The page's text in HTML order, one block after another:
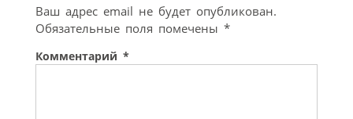
Ваш адрес email не будет опубликован.
Обязательные поля помечены *
Комментарий *